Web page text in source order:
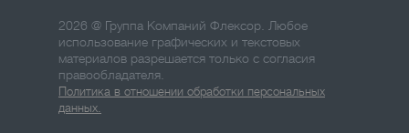
2026 @ Группа Компаний Флексор. Любое
использование графических и текстовых
материалов разрешается только с согласия
правообладателя.
Политика в отношении обработки персональных
данных.